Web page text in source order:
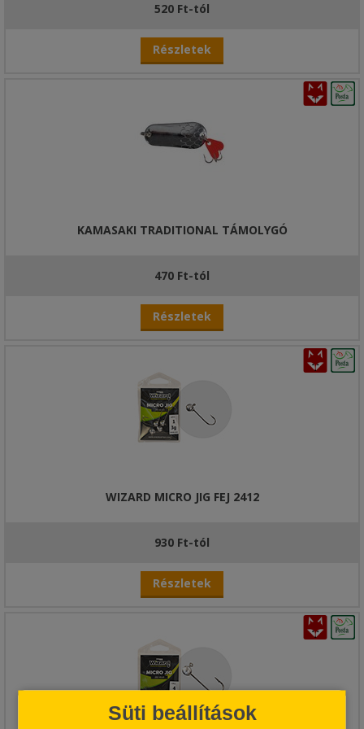
Süti beállítások
520 Ft-tól
Részletek
KAMASAKI TRADITIONAL TÁMOLYGÓ
470 Ft-tól
Részletek
WIZARD MICRO JIG FEJ 2412
930 Ft-tól
Részletek